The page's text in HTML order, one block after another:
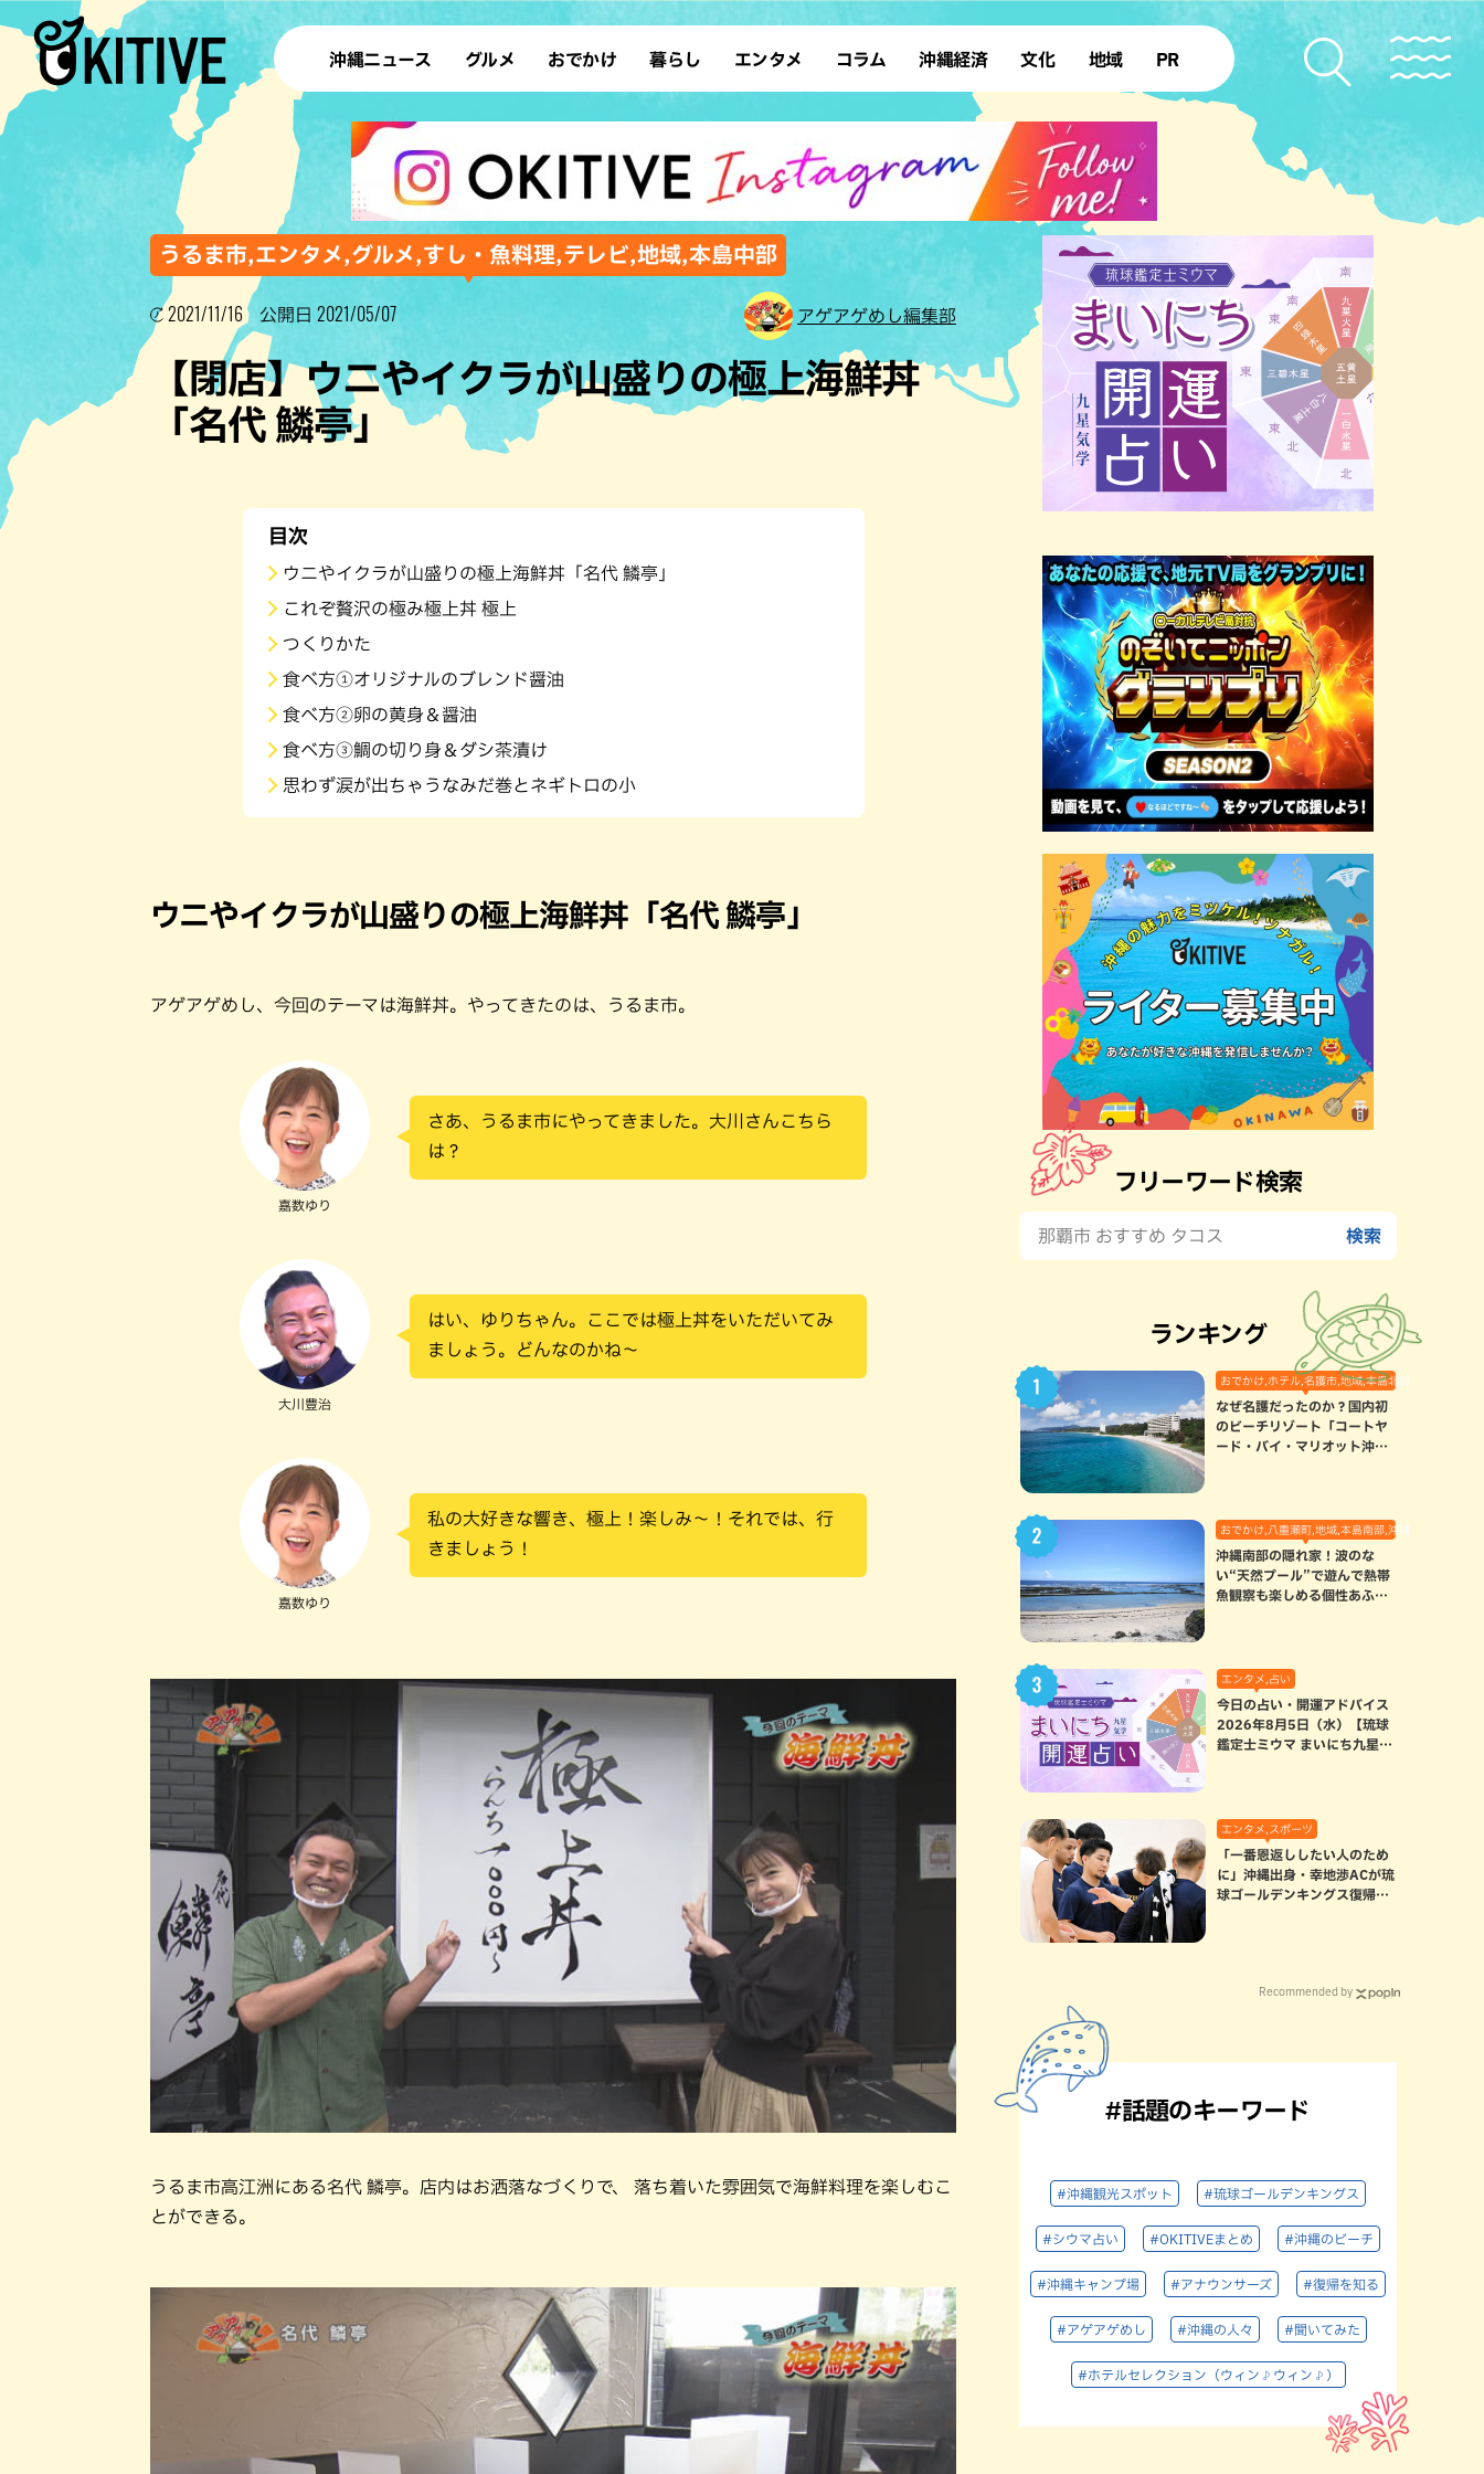
沖縄ニュース グルメ
ラーメン 沖縄そば
テイクアウト カフェ
すし・魚料理 和食・日本料理
沖縄料理 アジア・エスニック
ステーキ・焼肉 焼鳥・串料理
その他の肉料理 居酒屋・バー
ブッフェ・バイキング
おでかけ
デート ドライブ
散歩 ソロ活
歴史 体験
アート
ホテル
サウナ 公園
暮らし
レシピ SDGs
ファッション ローカルニュース
沖縄移住 沖縄旧暦行事
エンタメ
スポーツ 占い
タレント・芸人 テレビ
コラム 沖縄経済 文化
復帰50年
地域
本島北部
本島南部 先島諸島
北部離島
PR
うるま市,エンタメ,グルメ,すし・魚料理,テレビ,地域,本島中部
2021/11/16 公開日 2021/05/07 アゲアゲめし編集部
【閉店】ウニやイクラが山盛りの極上海鮮丼
「名代 鱗亭」
目次
ウニやイクラが山盛りの極上海鮮丼「名代 鱗亭」
これぞ贅沢の極み極上丼 極上
つくりかた
食べ方①オリジナルのブレンド醤油
食べ方②卵の黄身＆醤油
食べ方③鯛の切り身＆ダシ茶漬け
思わず涙が出ちゃうなみだ巻とネギトロの小
ウニやイクラが山盛りの極上海鮮丼「名代 鱗亭」
アゲアゲめし、今回のテーマは海鮮丼。やってきたのは、うるま市。
嘉数ゆり
さあ、うるま市にやってきました。大川さんこちら
は？
大川豊治
はい、ゆりちゃん。ここでは極上丼をいただいてみ
ましょう。どんなのかね～
嘉数ゆり
私の大好きな響き、極上！楽しみ～！それでは、行
きましょう！
うるま市高江洲にある名代 鱗亭。店内はお洒落なづくりで、 落ち着いた雰囲気で海鮮料理を楽しむこ
とができる。
フリーワード検索
ランキング
おでかけ,ホテル,名護市,地域,本島北部
なぜ名護だったのか？国内初
のビーチリゾート「コートヤ
ード・バイ・マリオット沖縄
おでかけ,八重瀬町,地域,本島南部,沖縄の海,自然
沖縄南部の隠れ家！波のな
い“天然プール”で遊んで熱帯
魚観察も楽しめる個性あふれ
エンタメ,占い
今日の占い・開運アドバイス
2026年8月5日（水）【琉球
鑑定士ミウマ まいにち九星気
エンタメ,スポーツ
「一番恩返ししたい人のため
に」沖縄出身・幸地渉ACが琉
球ゴールデンキングス復帰。
Recommended by
#話題のキーワード
#沖縄観光スポット #琉球ゴールデンキングス
#シウマ占い #OKITIVEまとめ #沖縄のビーチ
#沖縄キャンプ場 #アナウンサーズ #復帰を知る
#アゲアゲめし #沖縄の人々 #聞いてみた
#ホテルセレクション（ウィン♪ウィン♪）